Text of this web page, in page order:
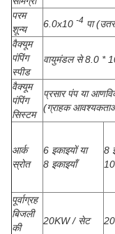
परम
शून्य
6.0x10 -4 पा
वैक्यूम
पंपिंग
स्पीड
वायुमंडल से 8.0 *
वैक्यूम
पंपिंग
सिस्टम
प्रसार पंप या
(ग्राहक
आर्क
स्रोत
6 इकाइयों या
8 इकाइयाँ
8
पूर्वाग्रह
बिजली
की
20KW / सेट